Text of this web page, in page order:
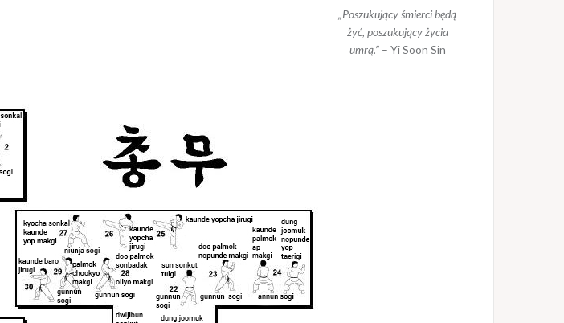
„Poszukujący śmierci będą
żyć, poszukujący życia
umrą.”– Yi Soon Sin